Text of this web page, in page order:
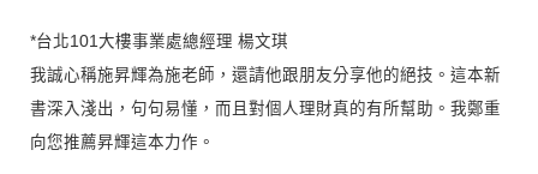
*台北101大樓事業處總經理 楊文琪
我誠心稱施昇輝為施老師，還請他跟朋友分享他的絕技。這本新
書深入淺出，句句易懂，而且對個人理財真的有所幫助。我鄭重
向您推薦昇輝這本力作。